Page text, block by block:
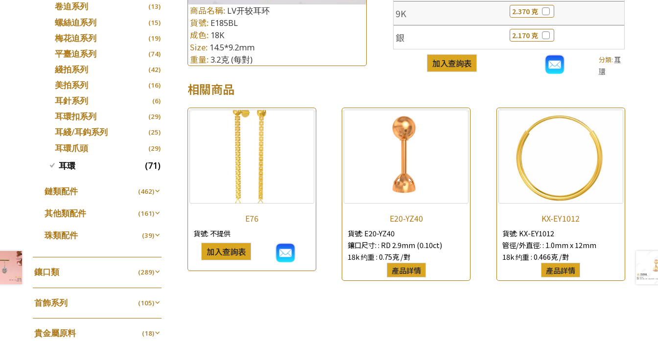
產品查詢
*你的名字
公司名稱
e-mail
聯絡電話
查詢以下產品
商品名稱: LV开较耳环
貨號: E185BL
成色: 18K
Size: 14.5*9.2mm
重量: 3.2克(每對)
9K 2.370 克
銀 2.170 克
分類: 耳
環
加入查詢表
相關商品
E76
貨號:不提供
加入查詢表
E20-YZ40
貨號: E20-YZ40
鑲口尺寸: : RD 2.9mm (0.10ct)
18k 约重 :0.75克 /對
產品詳情
KX-EY1012
貨號: KX-EY1012
管徑/外直徑: : 1.0mm x 12mm
18k 约重 :0.466克 /對
產品詳情
十字鏈系列 (56)
十字車花鏈系列 (48)
十字閃O鏈系列 (27)
十字錘打鏈系列 (17)
側身車花鏈系列 (8)
側身鏈系列 (9)
肖邦鏈系列 (14)
雙十字鏈系列 (4)
水波鏈系列 (4)
蛇骨鏈系列 (6)
鏈尾系列 (6)
嘴唇鏈系列 (3)
竹節鏈系列 (5)
珍珠鏈系列
坦克鏈系列 (9)
滿天星鏈系列 (2)
刀片鏈系列 (4)
方假繩鏈系列 (1)
心心鏈系列
卷迫系列 (13)
螺絲迫系列 (15)
梅花迫系列 (19)
平臺迫系列 (74)
綫拍系列 (42)
美拍系列 (16)
耳針系列 (6)
耳環扣系列 (29)
耳綫/耳鈎系列 (25)
耳環爪頭 (29)
耳環 (71)
鏈類配件 (462)
動感車花吊墜
生圈扣系列 (13)
鴨俐制系列 (18)
字印牌系列
字母吊墜 (20)
相盒吊墜 (11)
項鏈吊墜 (102)
其他類配件 (161)
珠盤系列
焊片及鐳射綫 (2)
空心車花管 (19)
其他
珠類配件 (39)
空心光身珠
空心批花珠
鑲口類 (289)
四爪頭系列 (20)
六爪頭系列 (41)
車花片 (35)
動感車花片 (20)
首飾系列 (105)
手镯系列 (8)
戒指系列 (8)
貴金屬原料 (18)